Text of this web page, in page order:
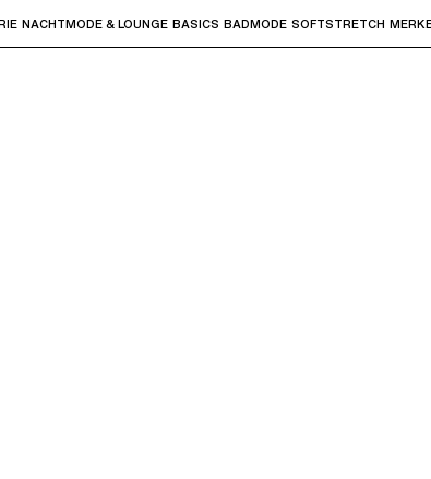
om submenu's te openen en "Pijl
NACHTMODE & LOUNGE BASICS BADMODE SOFTSTRETCH